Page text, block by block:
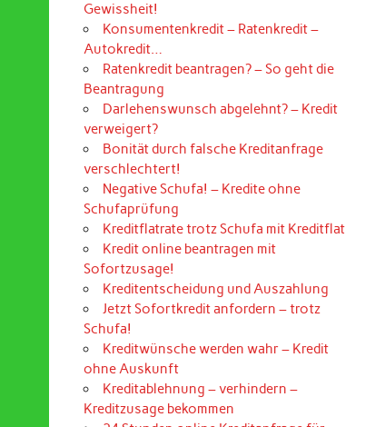
Gewissheit!
Konsumentenkredit – Ratenkredit –
Autokredit…
Ratenkredit beantragen? – So geht die
Beantragung
Darlehenswunsch abgelehnt? – Kredit
verweigert?
Bonität durch falsche Kreditanfrage
verschlechtert!
Negative Schufa! – Kredite ohne
Schufaprüfung
Kreditflatrate trotz Schufa mit Kreditflat
Kredit online beantragen mit
Sofortzusage!
Kreditentscheidung und Auszahlung
Jetzt Sofortkredit anfordern – trotz
Schufa!
Kreditwünsche werden wahr – Kredit
ohne Auskunft
Kreditablehnung – verhindern –
Kreditzusage bekommen